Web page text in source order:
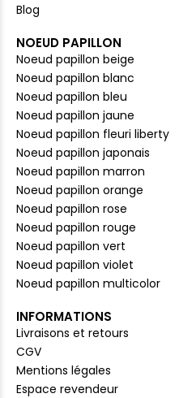
Blog
NOEUD PAPILLON
Noeud papillon beige
Noeud papillon blanc
Noeud papillon bleu
Noeud papillon jaune
Noeud papillon fleuri liberty
Noeud papillon japonais
Noeud papillon marron
Noeud papillon orange
Noeud papillon rose
Noeud papillon rouge
Noeud papillon vert
Noeud papillon violet
Noeud papillon multicolor
INFORMATIONS
Livraisons et retours
CGV
Mentions légales
Espace revendeur